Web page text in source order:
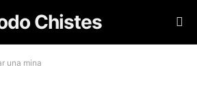
Chistes
una mina